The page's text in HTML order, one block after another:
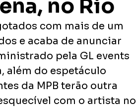
no Rio
com mais de um
e acaba de anunciar
pela GL events
além do espetáculo
da MPB terão outra
com o artista no